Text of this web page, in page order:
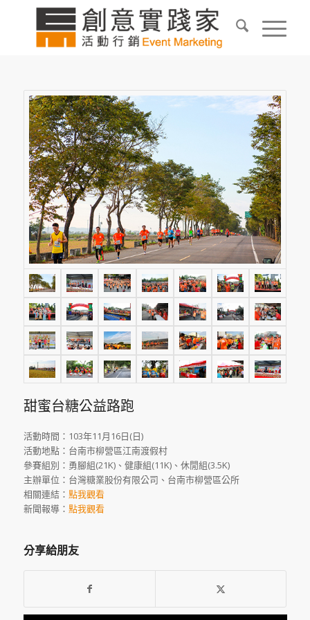
甜蜜台糖公益路跑
活動時間：103年11月16日(日)
活動地點：台南市柳營區江南渡假村
參賽組別：勇腳組(21K)、健康組(11K)、休閒組(3.5K)
主辦單位：台灣糖業股份有限公司、台南市柳營區公所
相關連結： 點我觀看
新聞報導： 點我觀看
分享給朋友